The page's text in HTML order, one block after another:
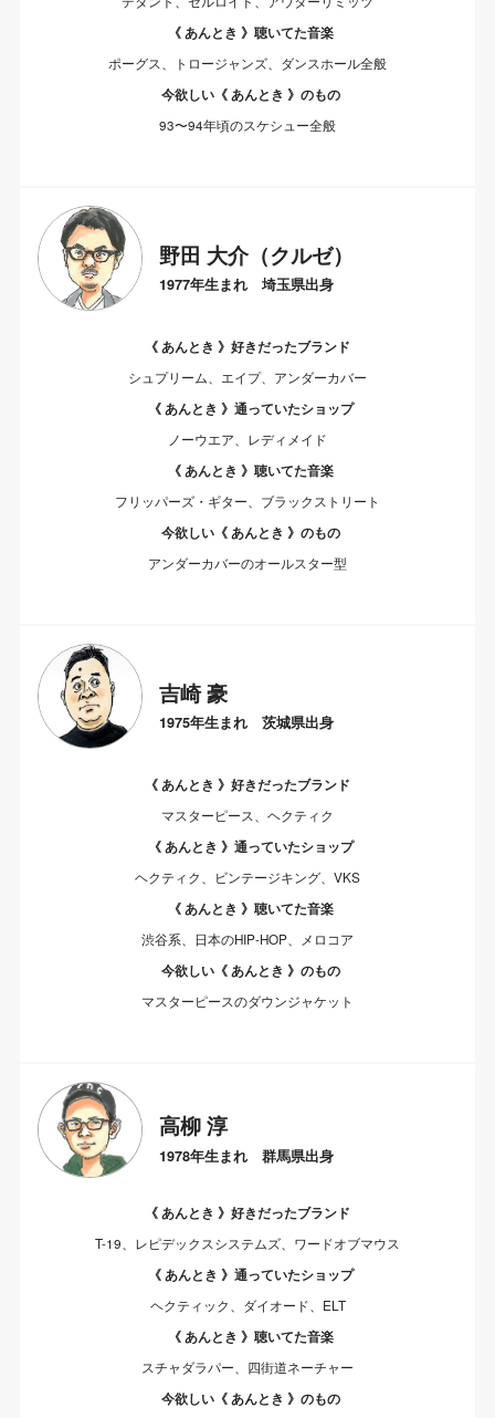
《 あんとき 》聴いてた音楽
ポーグス、トロージャンズ、ダンスホール全般
今欲しい《 あんとき 》のもの
93〜94年頃のスケシュー全般
野田 大介（クルゼ）
1977年生まれ 埼玉県出身
《 あんとき 》好きだったブランド
シュプリーム、エイプ、アンダーカバー
《 あんとき 》通っていたショップ
ノーウエア、レディメイド
《 あんとき 》聴いてた音楽
フリッパーズ・ギター、ブラックストリート
今欲しい《 あんとき 》のもの
アンダーカバーのオールスター型
吉崎 豪
1975年生まれ 茨城県出身
《 あんとき 》好きだったブランド
マスターピース、ヘクティク
《 あんとき 》通っていたショップ
ヘクティク、ビンテージキング、VKS
《 あんとき 》聴いてた音楽
渋谷系、日本のHIP-HOP、メロコア
今欲しい《 あんとき 》のもの
マスターピースのダウンジャケット
高柳 淳
1978年生まれ 群馬県出身
《 あんとき 》好きだったブランド
T-19、レピデックスシステムズ、ワードオブマウス
《 あんとき 》通っていたショップ
ヘクティック、ダイオード、ELT
《 あんとき 》聴いてた音楽
スチャダラパー、四街道ネーチャー
今欲しい《 あんとき 》のもの